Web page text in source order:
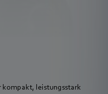
kompakt, leistungsstark